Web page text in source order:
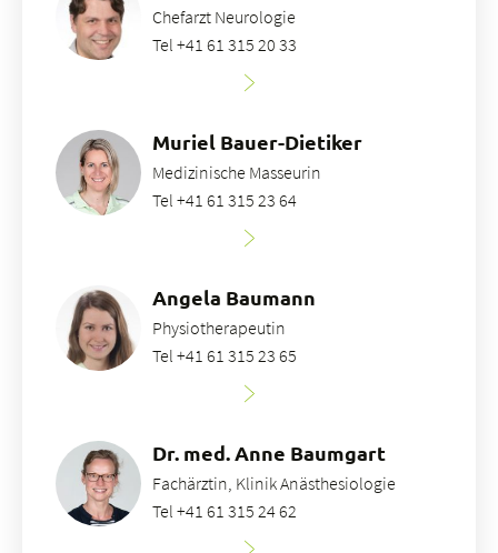
Chefarzt Neurologie
Tel +41 61 315 20 33
Muriel Bauer-Dietiker
Medizinische Masseurin
Tel +41 61 315 23 64
Angela Baumann
Physiotherapeutin
Tel +41 61 315 23 65
Dr. med. Anne Baumgart
Fachärztin, Klinik Anästhesiologie
Tel +41 61 315 24 62